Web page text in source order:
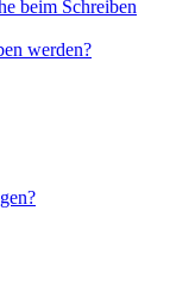
beim Schreiben
werden?